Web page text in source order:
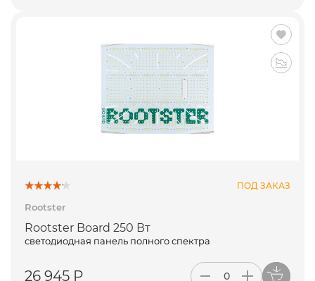
ПОД ЗАКАЗ
Rootster
Rootster Board 250 Вт
светодиодная панель полного спектра
26 945 Р